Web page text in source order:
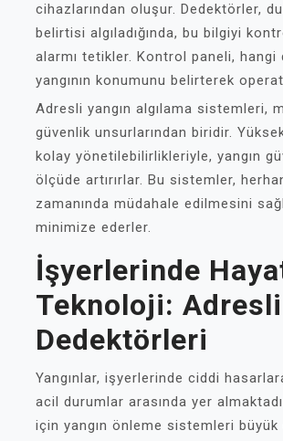
cihazlarından oluşur. Dedektörler,
belirtisi algıladığında, bu bilgiyi
alarmı tetikler. Kontrol paneli,
yangının konumunu belirterek
Adresli yangın algılama sistemleri,
güvenlik unsurlarından biridir.
kolay yönetilebilirlikleriyle, yangın
ölçüde artırırlar. Bu sistemler,
zamanında müdahale edilmesini
minimize ederler.
İşyerlerinde
Teknoloji: Adresli
Dedektörleri
Yangınlar, işyerlerinde ciddi
acil durumlar arasında yer
için yangın önleme sistemleri büyük